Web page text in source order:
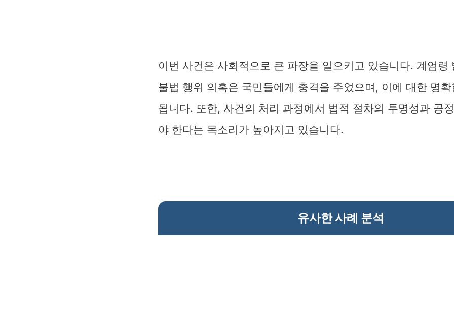
이번 사건은 사회적으로 큰 파장을 일으키고 있습니다. 계엄령
불법 행위 의혹은 국민들에게 충격을 주었으며, 이에 대한 명
됩니다. 또한, 사건의 처리 과정에서 법적 절차의 투명성과 공
야 한다는 목소리가 높아지고 있습니다.
유사한 사례 분석